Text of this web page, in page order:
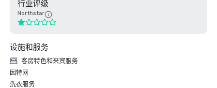
行业评级
Northstar
设施和服务
客房特色和来宾服务
因特网
洗衣服务